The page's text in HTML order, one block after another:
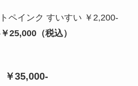
ペインク すいすい ￥2,200-
￥25,000（税込）
35,000-